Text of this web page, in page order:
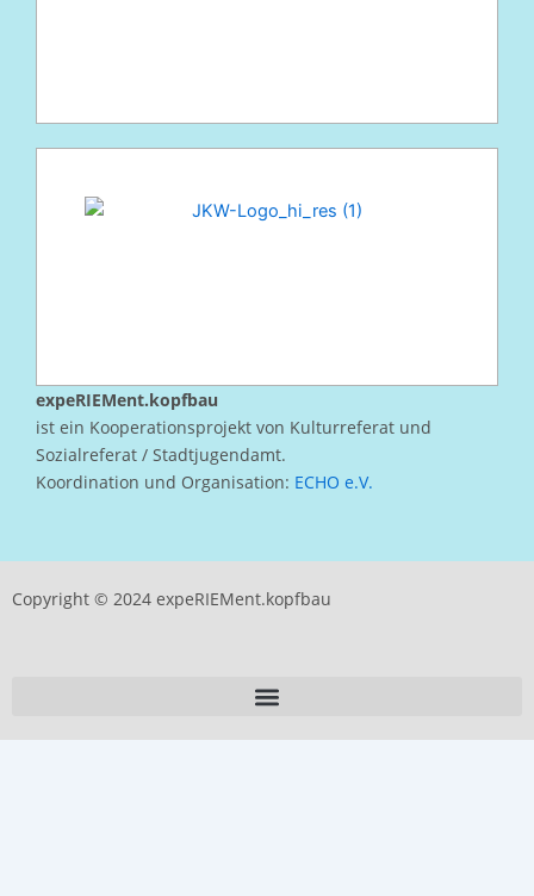
expeRIEMent.kopfbau
ist ein Kooperationsprojekt von Kulturreferat und
Sozialreferat / Stadtjugendamt.
Koordination und Organisation: ECHO e.V.
Copyright © 2024 expeRIEMent.kopfbau